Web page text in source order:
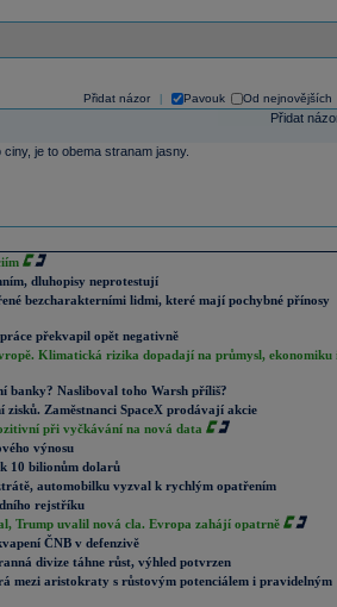
Přidat názor Pavouk Od nejnovějších
Přidat
je to obema stranam jasny.
dluhopisy neprotestují
bezcharakterními lidmi, které mají pochybné přínosy
překvapil opět negativně
Klimatická rizika dopadají na průmysl, ekonomiku
banky? Nasliboval toho Warsh příliš?
Zaměstnanci SpaceX prodávají akcie
při vyčkávání na nová data
výnosu
10 bilionům dolarů
automobilku vyzval k rychlým opatřením
rejstříku
Trump uvalil nová cla. Evropa zahájí opatrně
ČNB v defenzivě
divize táhne růst, výhled potvrzen
mezi aristokraty s růstovým potenciálem i pravidelným